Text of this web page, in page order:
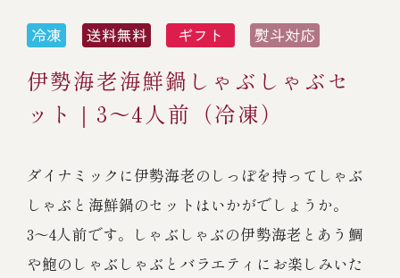
(中納言/鉄板焼ひかり)
（中納言厨房）
企業情報
プライバシーポリシー
ご意見・お問合せ
取引先エントリー
お味噌汁
レストラン商品
鉄板焼ひかり
中納言
お弁当（冷凍）
その他
伊勢海老海鮮鍋しゃぶしゃぶセ
ット｜3～4人前（冷凍）
ダイナミックに伊勢海老のしっぽを持ってしゃぶ
しゃぶと海鮮鍋のセットはいかがでしょうか。
3～4人前です。しゃぶしゃぶの伊勢海老とあう鯛
や鮑のしゃぶしゃぶとバラエティにお楽しみいた